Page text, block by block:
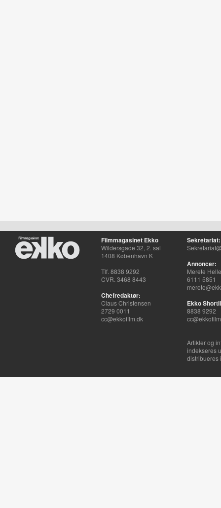
Filmmagasinet Ekko
Wildersgade 32, 2. sal
1408 København K
Tlf. 8838 9292
CVR. 3468 8443
Chefredaktør:
Claus Christensen
2729 0011
cc@ekkofilm.dk
Sekretariat:
Annoncer:
Merete
6111 5851
Ekko
8838 9292
Artikler og
indekseres
distribueres